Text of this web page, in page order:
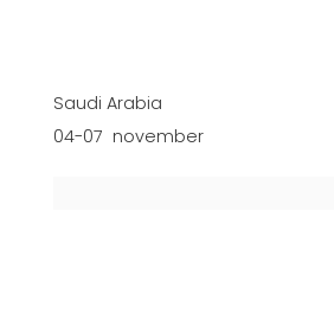
Saudi Arabia
04-07 november